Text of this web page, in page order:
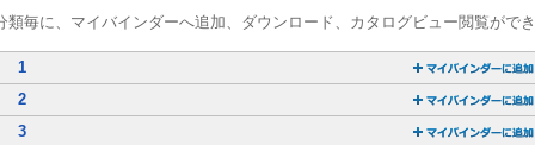
類毎に、マイバインダーへ追加、ダウンロード、カタログビュー閲覧がで
1
2
3